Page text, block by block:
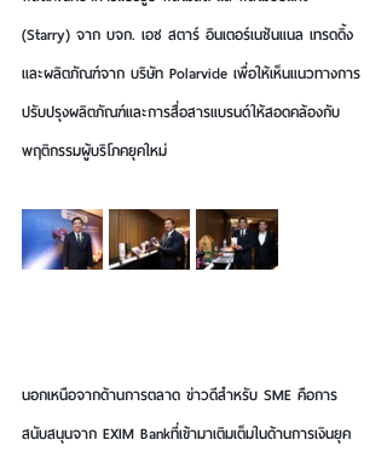
(Starry) จาก บจก. เอซ สตาร์ อินเตอร์เนชันแนล เทรดดิ้ง
และผลิตภัณฑ์จาก บริษัท Polarvide เพื่อให้เห็นแนวทางการ
ปรับปรุงผลิตภัณฑ์และการสื่อสารแบรนด์ให้สอดคล้องกับ
พฤติกรรมผู้บริโภคยุคใหม่
นอกเหนือจากด้านการตลาด ข่าวดีสำหรับ SME คือการ
สนับสนุนจาก EXIM Bankที่เข้ามาเติมเต็มในด้านการเงินยุค